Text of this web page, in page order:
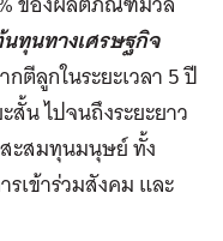
ทุนทางเศรษฐกิจ
ตีลูกในระยะเวลา 5 ปี
สั้น ไปจนถึงระยะยาว
ะสมทุนมนุษย์ ทั้ง
เข้าร่วมสังคม และ